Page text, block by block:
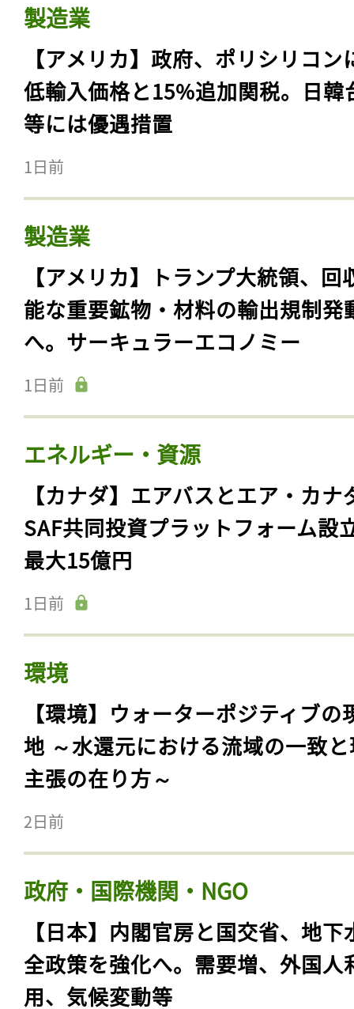
製造業
【アメリカ】政府、ポリシリコン
低輸入価格と15%追加関税。日韓
等には優遇措置
1日前
製造業
【アメリカ】トランプ大統領、回
能な重要鉱物・材料の輸出規制発
へ。サーキュラーエコノミー
1日前
エネルギー・資源
【カナダ】エアバスとエア・カナ
SAF共同投資プラットフォーム設
最大15億円
1日前
環境
【環境】ウォーターポジティブの
地 ～水還元における流域の一致
主張の在り方～
2日前
政府・国際機関・NGO
【日本】内閣官房と国交省、地下
全政策を強化へ。需要増、外国人
用、気候変動等